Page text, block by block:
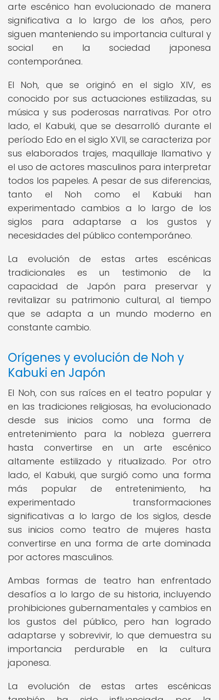
arte escénico han evolucionado de manera
significativa a lo largo de los años, pero
siguen manteniendo su importancia cultural y
social en la sociedad japonesa
contemporánea.
El Noh, que se originó en el siglo XIV, es
conocido por sus actuaciones estilizadas, su
música y sus poderosas narrativas. Por otro
lado, el Kabuki, que se desarrolló durante el
período Edo en el siglo XVII, se caracteriza por
sus elaborados trajes, maquillaje llamativo y
el uso de actores masculinos para interpretar
todos los papeles. A pesar de sus diferencias,
tanto el Noh como el Kabuki han
experimentado cambios a lo largo de los
siglos para adaptarse a los gustos y
necesidades del público contemporáneo.
La evolución de estas artes escénicas
tradicionales es un testimonio de la
capacidad de Japón para preservar y
revitalizar su patrimonio cultural, al tiempo
que se adapta a un mundo moderno en
constante cambio.
Orígenes y evolución de Noh y
Kabuki en Japón
El Noh, con sus raíces en el teatro popular y
en las tradiciones religiosas, ha evolucionado
desde sus inicios como una forma de
entretenimiento para la nobleza guerrera
hasta convertirse en un arte escénico
altamente estilizado y ritualizado. Por otro
lado, el Kabuki, que surgió como una forma
más popular de entretenimiento, ha
experimentado transformaciones
significativas a lo largo de los siglos, desde
sus inicios como teatro de mujeres hasta
convertirse en una forma de arte dominada
por actores masculinos.
Ambas formas de teatro han enfrentado
desafíos a lo largo de su historia, incluyendo
prohibiciones gubernamentales y cambios en
los gustos del público, pero han logrado
adaptarse y sobrevivir, lo que demuestra su
importancia perdurable en la cultura
japonesa.
La evolución de estas artes escénicas